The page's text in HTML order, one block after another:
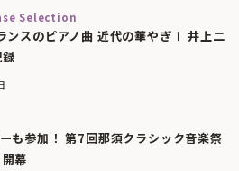
Selection
ンスのピアノ曲 近代の華やぎⅠ 井上二
も参加！ 第7回那須クラシック音楽祭
幕